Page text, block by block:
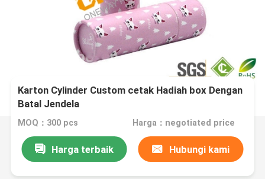
Karton Cylinder Custom cetak Hadiah box Dengan
Batal Jendela
MOQ：300 pcs Harga：negotiated price
Harga terbaik Hubungi kami